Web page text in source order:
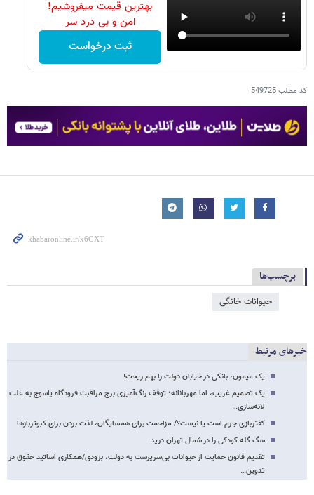
بهترین قیمت میفروشیم!
امن و بی درد سر
ثبت درخواست
کد مطلب549725
برچسب‌ها
حیوانات خانگی
خبرهای مرتبط
یک میمون، بانکی در خیابان دولت را بهم ریخت!
یک تصمیم غریب، اما مهربانانه؛ توقف رنگ‌آمیزی برج مراقبت فرودگاه یاسوج به علت
لانه‌سازی…
کفتربازی جرم است یا نیست؟/ مزاحمت برای همسایگان، لذت بردن برای کبوتربازها
سگ گله کودکی را در شمال تهران درید
تقدیم قانون حمایت از حیوانات بی‌سرپرست به دولت، بزودی/همکاری اساتید حقوق در
تدوین…